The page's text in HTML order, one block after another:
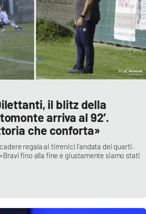
il blitz della
arriva al 92’.
che conforta»
regala ai tirrenici l’andata dei quarti.
fino alla fine e giustamente siamo stati